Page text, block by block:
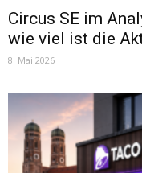
Circus SE im
wie viel ist die
8. Mai 2026